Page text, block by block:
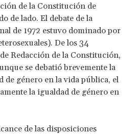
de la Constitución de
de lado. El debate de la
de 1972 estuvo dominado por
De los 34
Redacción de la Constitución,
se debatió brevemente la
de género en la vida pública, el
la igualdad de género en
de las disposiciones